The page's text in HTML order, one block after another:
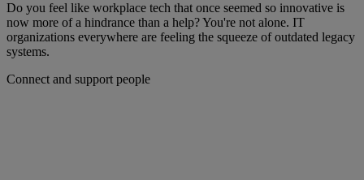
Do you feel like workplace tech that once seemed so innovative is
now more of a hindrance than a help? You're not alone. IT
organizations everywhere are feeling the squeeze of outdated legacy
systems.
Connect and support people